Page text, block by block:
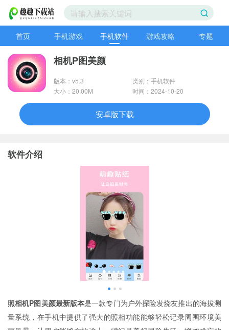
首页 手机游戏 手机软件 游戏攻略 专题
相机P图美颜
版本：v5.3
类别：手机软件
大小：20.00M
时间：2024-10-20
安卓版下载
软件介绍
照相机P图美颜最新版本是一款专门为户外探险发烧友推出的海拔测
量系统，在手机中提供了强大的照相功能能够轻松记录周围环境美